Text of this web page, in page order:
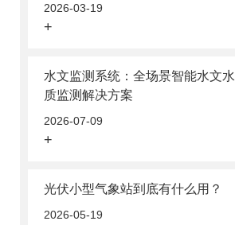
2026-03-19
+
水文监测系统：全场景智能水文水
质监测解决方案
2026-07-09
+
光伏小型气象站到底有什么用？
2026-05-19